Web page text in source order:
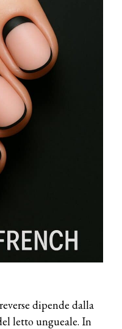
dipende dalla
letto ungueale. In